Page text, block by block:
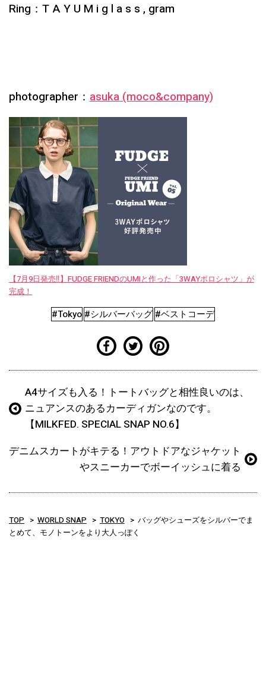
Ring：T A Y U M i g l a s s , gram
photographer： asuka (moco&company)
【7月9日発売‼︎】FUDGE FRIENDのUMIと作った「3WAYポロシャツ」が
完成！
#Tokyo #シルバーバッグ #ベストコーデ
A4サイズも入る！トートバッグと相性良いのは、
ニュアンスのあるカーディガンなのです。
【MILKFED. SPECIAL SNAP NO.6】
デニムスカートがキテる！アウトドアなジャケット
やスニーカーでボーイッシュに着る
TOP WORLD SNAP TOKYO
バッグやシューズをシルバーでま
とめて、モノトーンをより大人っぽく